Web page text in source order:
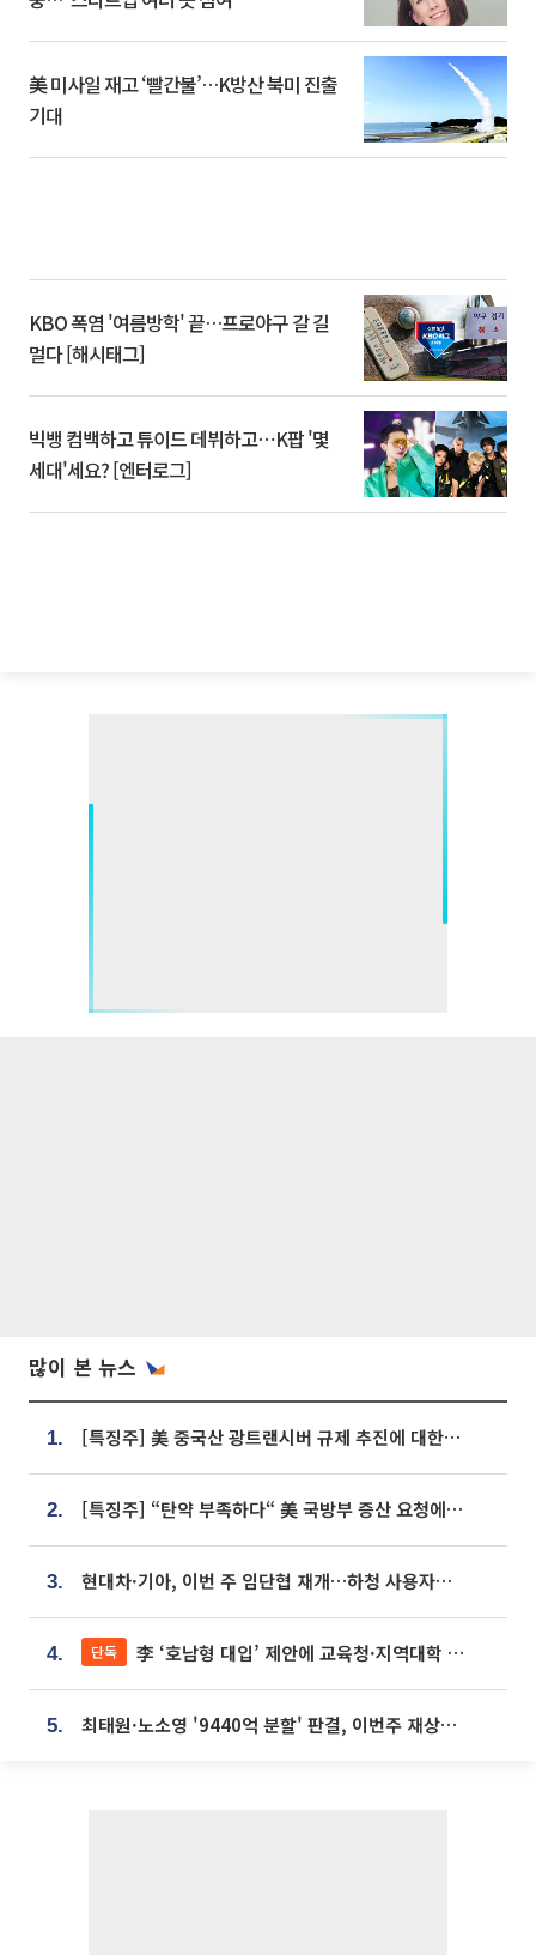
美 미사일 재고 ‘빨간불’…K방산 북미 진출
기대
KBO 폭염 '여름방학' 끝…프로야구 갈 길
멀다 [해시태그]
빅뱅 컴백하고 튜이드 데뷔하고⋯K팝 '몇
세대'세요? [엔터로그]
많이 본 뉴스
1. [특징주] 美 중국산 광트랜시버 규제 추진에 대한광통신 등 광통신株 강세
2. [특징주] “탄약 부족하다“ 美 국방부 증산 요청에⋯국내 방산주 급등세
3. 현대차·기아, 이번 주 임단협 재개…하청 사용자성 재심도 ‘변수’
4. 단독 李 ‘호남형 대입’ 제안에 교육청·지역대학 서·논술형 입시 연계 '착수'
5. 최태원·노소영 '9440억 분할' 판결, 이번주 재상고 여부 주목